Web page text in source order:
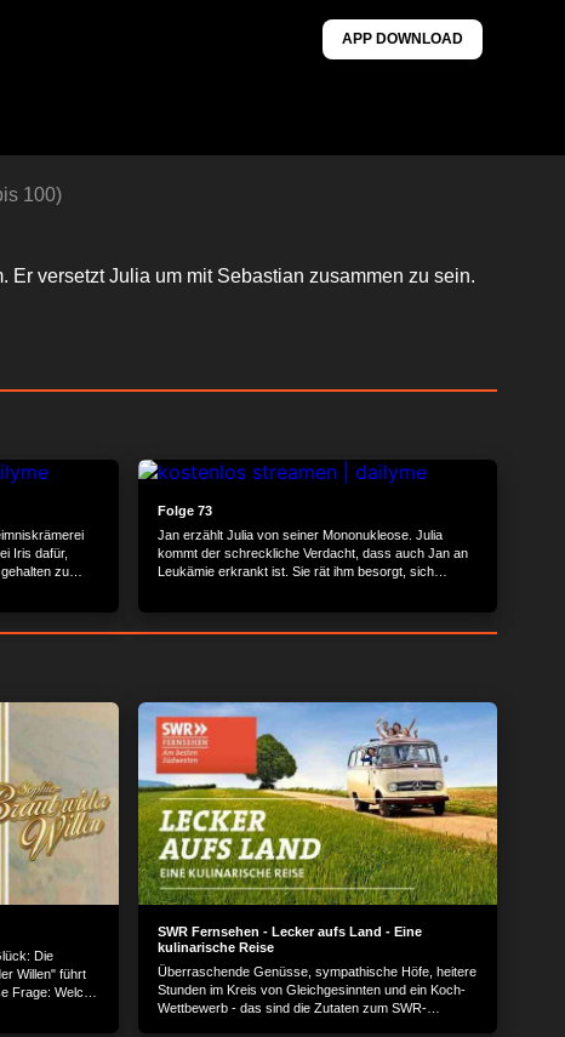
APP DOWNLOAD
100)
versetzt Julia um mit Sebastian zusammen zu sein.
Iris dafür,
zu
Folge 73
Jan erzählt Julia von seiner Mononukleose. Julia
kommt der schreckliche Verdacht, dass auch Jan an
Leukämie erkrankt ist. Sie rät ihm besorgt, sich
Die
Willen" führt
Frage: Welche
SWR Fernsehen - Lecker aufs Land - Eine
kulinarische Reise
Überraschende Genüsse, sympathische Höfe, heitere
Stunden im Kreis von Gleichgesinnten und ein Koch-
Wettbewerb - das sind die Zutaten zum SWR-